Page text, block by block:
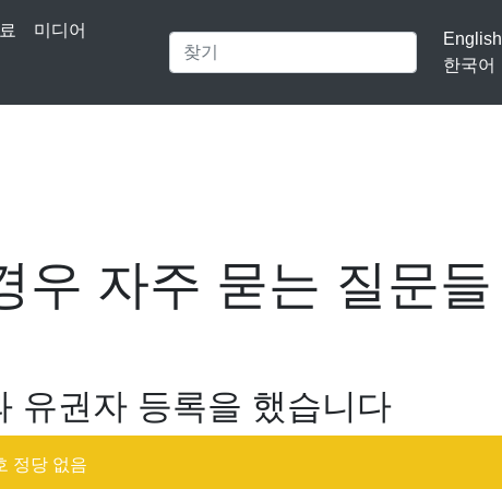
미디어 English
한국어
우 자주 묻는 질문들
유권자 등록을 했습니다
정당 없음